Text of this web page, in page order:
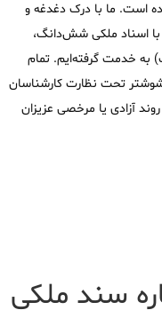
است. ما با درک دغدغه و
با اسناد ملکی شش‌دانگ،
به خدمت گرفته‌ایم. تمام
تحت نظارت کارشناسان
آزادی یا مرخصی عزیزان
سند ملکی